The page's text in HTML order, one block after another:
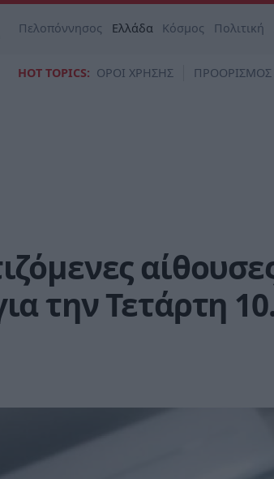
Πελοπόννησος Ελλάδα Κόσμος Πολιτική
HOT TOPICS: ΟΡΟΙ ΧΡΗΣΗΣ ΠΡΟΟΡΙΣΜΟΣ
την Τετάρτη